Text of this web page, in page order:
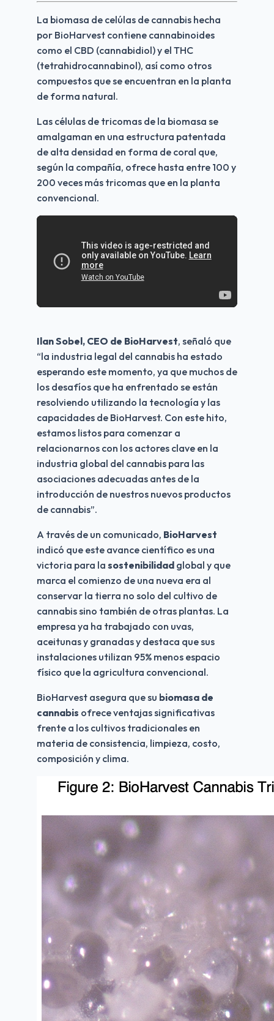
La biomasa de celúlas de cannabis hecha
por BioHarvest contiene cannabinoides
como el CBD (cannabidiol) y el THC
(tetrahidrocannabinol), así como otros
compuestos que se encuentran en la planta
de forma natural.
Las células de tricomas de la biomasa se
amalgaman en una estructura patentada
de alta densidad en forma de coral que,
según la compañía, ofrece hasta entre 100 y
200 veces más tricomas que en la planta
convencional.
Ilan Sobel, CEO de BioHarvest, señaló que
“la industria legal del cannabis ha estado
esperando este momento, ya que muchos de
los desafíos que ha enfrentado se están
resolviendo utilizando la tecnología y las
capacidades de BioHarvest. Con este hito,
estamos listos para comenzar a
relacionarnos con los actores clave en la
industria global del cannabis para las
asociaciones adecuadas antes de la
introducción de nuestros nuevos productos
de cannabis”.
A través de un comunicado,
indicó que este avance científico es una
victoria para la sostenibilidad global y que
marca el comienzo de una nueva era al
conservar la tierra no solo del cultivo de
cannabis sino también de otras plantas. La
empresa ya ha trabajado con uvas,
aceitunas y granadas y destaca que sus
instalaciones utilizan 95% menos espacio
físico que la agricultura convencional.
BioHarvest asegura que su biomasa de
cannabis ofrece ventajas significativas
frente a los cultivos tradicionales en
materia de consistencia, limpieza, costo,
composición y clima.